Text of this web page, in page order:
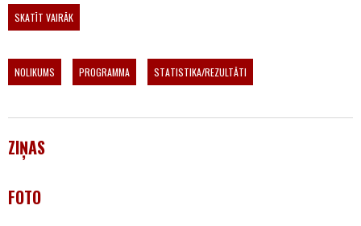
SKATĪT VAIRĀK
NOLIKUMS PROGRAMMA STATISTIKA/REZULTĀTI
ZIŅAS
FOTO